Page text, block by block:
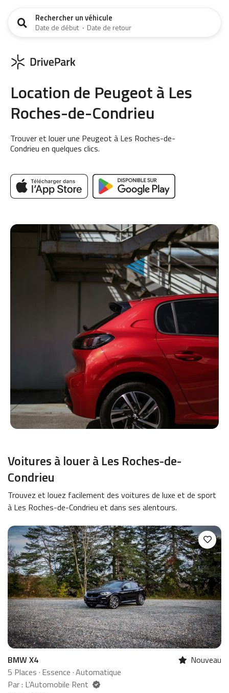
Rechercher un véhicule
Date de début · Date de retour
Location de Peugeot à Les
Roches-de-Condrieu
Trouver et louer une Peugeot à Les Roches-de-
Condrieu en quelques clics.
Voitures à louer à Les Roches-de-
Condrieu
Trouvez et louez facilement des voitures de luxe et de sport
à Les Roches-de-Condrieu et dans ses alentours.
BMW X4
Nouveau
5 Places · Essence ·Automatique
Par : L'Automobile Rent